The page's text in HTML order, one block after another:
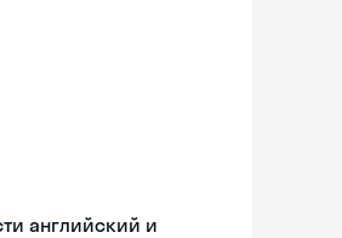
английский и